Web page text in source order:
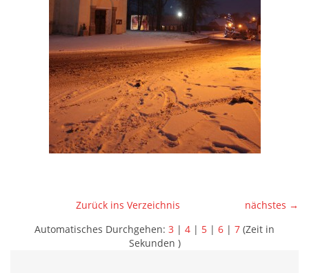
nächstes →
Zurück ins Verzeichnis
Automatisches Durchgehen: 3 | 4 | 5 | 6 | 7 (Zeit in
Sekunden )